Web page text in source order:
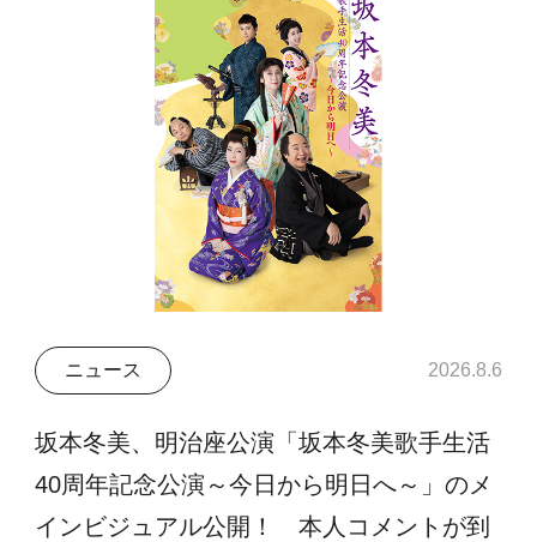
ニュース 2026.8.6
坂本冬美、明治座公演「坂本冬美歌手生活
40周年記念公演～今日から明日へ～」のメ
インビジュアル公開！ 本人コメントが到